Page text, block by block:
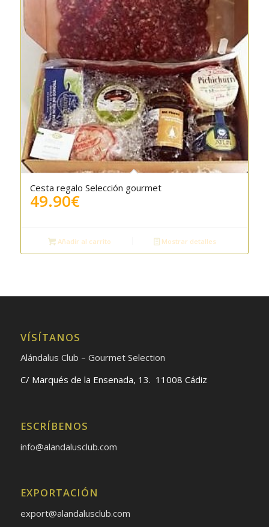
5.00
Cesta regalo Selección gourmet
49.90€
Añadir al carrito Mostrar detalles
VÍSÍTANOS
Alándalus Club – Gourmet Selection
C/ Marqués de la Ensenada, 13. 11008 Cádiz
ESCRÍBENOS
info@alandalusclub.com
EXPORTACIÓN
export@alandalusclub.com